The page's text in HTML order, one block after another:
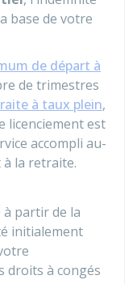
base de votre
de départ à
de trimestres
à taux plein,
licenciement est
accompli au-
la retraite.
partir de la
initialement
droits à congés